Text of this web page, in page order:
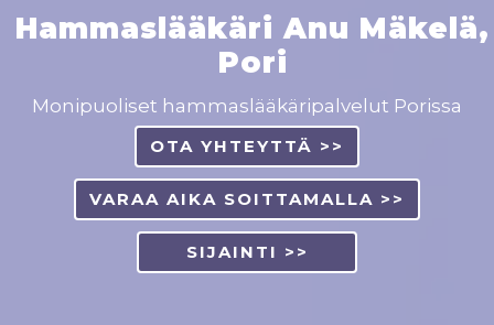
Hammaslääkäri Anu Mäkelä,
Pori
Monipuoliset hammaslääkäripalvelut Porissa
OTA YHTEYTTÄ >>
VARAA AIKA SOITTAMALLA >>
SIJAINTI >>